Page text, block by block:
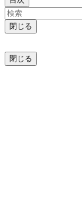
閉じる
閉じる